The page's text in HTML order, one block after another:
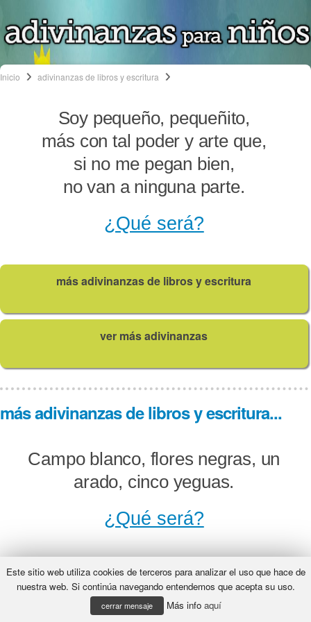
Inicio adivinanzas de libros y escritura
Soy pequeño, pequeñito,
más con tal poder y arte que,
si no me pegan bien,
no van a ninguna parte.
¿Qué será?
más adivinanzas de libros y escritura
ver más adivinanzas
más adivinanzas de libros y escritura...
Campo blanco, flores negras, un
arado, cinco yeguas.
¿Qué será?
Blancos son los campos, las
semillas negras, cinco son los
Este sitio web utiliza cookies de terceros para analizar el uso que hace de
nuestra web. Si continúa navegando entendemos que acepta su uso.
cerrar mensaje Más info aquí